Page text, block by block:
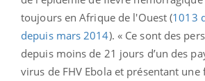
toujours en Afrique de l'Ouest (1013
depuis mars 2014). « Ce sont des
depuis moins de 21 jours d’un des
virus de FHV Ebola et présentant